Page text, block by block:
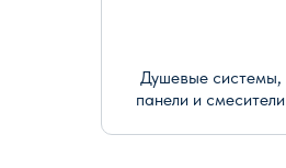
Душевые системы,
панели и смесители